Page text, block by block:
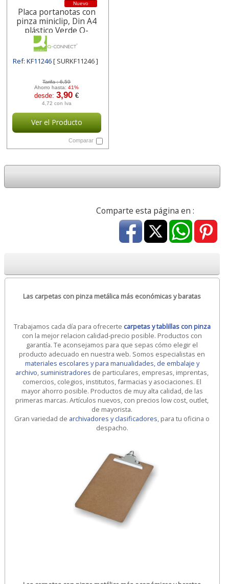
Nuevo
Placa portanotas con
pinza miniclip, Din A4
plástico Verde Q-
connect
Ref: KF11246[ SURKF11246 ]
Tarifa :6,59
Ahorro hasta:41%
desde:3,90€
4,72 con Iva
Ver el Producto
Comparar
Comparte esta página en :
Las carpetas con pinza metálica más económicas y baratas
Trabajamos cada día para ofrecerte carpetas y tablillas con pinza
con la mejor relacion calidad-precio posible. Productos con
garantía. Te aconsejamos para que sepas cómo elegir el
producto adecuado en nuestra web. Somos especialistas en
materiales escolares y para manualidades, de embalaje y
archivo, suministradores de particulares, empresas, imprentas,
comercios, colegios, institutos, farmacias y asociaciones. El
mayor ahorro posible. Productos de muy alta calidad, de las
primeras marcas. Artículos nuevos, con precios low cost, outlet,
de mayorista.
Gran variedad de archivadores y clasificadores, para tu oficina o
despacho.